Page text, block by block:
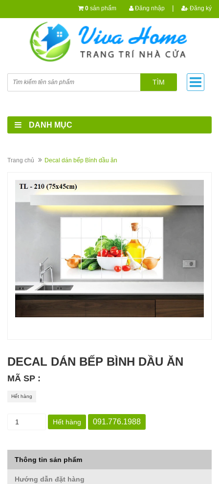
0 sản phẩm Đăng nhập | Đăng ký
TÌM
DANH MỤC
Trang chủ Decal dán bếp Bình dầu ăn
DECAL DÁN BẾP BÌNH DẦU ĂN
MÃ SP :
Hết hàng
Hết hàng 091.776.1988
Thông tin sản phẩm
Hướng dẫn đặt hàng